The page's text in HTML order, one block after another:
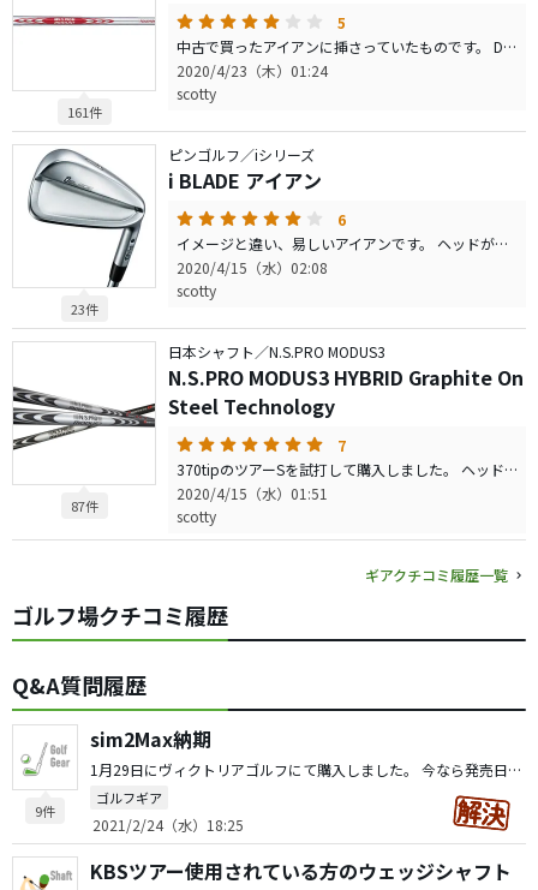
161件
5
中古で買ったアイアンに挿さっていたものです。 DG S200やモーダス120Sと比べての感想になります。 上記の2シャフトに比べると明らかなキックポイントが作られていない所為か、硬く感じる方が多いのだと思います。 実際には手元辺りに軟かさを感じます。上記の2シャフトは手元というより中元のイメージです。 あくまでも個人的な感想ですが、全体が少ししなるように感じます。 特徴がないことと、軽いことで、トップで間を感じて振る方にはタイミングは取りにくいかもしれません。 カーボンシャフトに近いような感覚もあります。 動きが小さく感じる分、方向性は出しやすいように思います。 軽く振っても飛距離が落ちにくいので実践向きなシャフトです。 ラウンドでもパーオン率が上がったので暫く使ってみようと思います。 コロナの影響で次はがいつになるか分かりませんが…涙
2020/4/23（木）01:24
scotty
23件
ピンゴルフ／iシリーズ
i BLADE アイアン
6
イメージと違い、易しいアイアンです。 ヘッドが小さいとも言われますが、タイトリストAP2から比べると1回り以上大きいです。下手すると2回り大きいかもしれません。 大きさの通り、曲がり難く、オフセンターヒットでの飛距離も落ちにくいです。 練習場にもよりますが、薄いマットだと跳ねる感じがあります。 練習場では余り良い印象がなかったのですが、コースではミスがミスにならず球も上がり易くとても良い印象に変わりました。 打ち応えや、構えた顔はap2の方が好みなのですが、コースでの使い勝手はこちらの方が良いみたいです。 勿論、使用者のレベルによると思いますが、是非一度試してもらいたいアイアンです。
2020/4/15（水）02:08
scotty
87件
日本シャフト／N.S.PRO MODUS3
N.S.PRO MODUS3 HYBRID Graphite On
Steel Technology
7
370tipのツアーSを試打して購入しました。 ヘッドはGAPR HIの#4（22）#5（25）です。 硬いと噂のシャフトですが、打てるというより打ちやすく驚きました。 最近スイングを変えたことも影響しているのかもしれませんが、ワッグルでは硬く感じるのに振ると素直というか、しなやかというかとても振りやすいです。 友人にも打ってもらいましたが、人によって好き嫌いがハッキリするかもしれません。 手首を使うタイプ、トップがオーバー気味の方は打ちにくいようです。 今まで、UTではDGAMT、MODUS105、tour AD HY、ns950、ns930、KBSハイブリッド（US）、と色々使ってきましたが、謳い文句通りスチールとカーボンの良いとこ取りでしっかり感としなやかさが共存しています。 ハンドアクションを抑えて振れる方には最高のシャフトだと思います。 フェード、ドローについては癖がないためどちらでも問題なく使えるかと思います。わたしはフッカーですが、ヒッカケが出なくなりました。 そして何よりカッコイイですね！
2020/4/15（水）01:51
scotty
ギアクチコミ履歴一覧
ゴルフ場クチコミ履歴
Q&A質問履歴
9件
sim2Max納期
1月29日にヴィクトリアゴルフにて購入しました。 今なら発売日に間に合います！とのことで予約購入しましたが、未だに納期が未定らしくいつ手元に届くのか分かりません。 前々日に確認した時には予定通りと発送出来ると言われたのですが、翌日に担当者から連絡があり、上記の遅れる旨を伝えられました。 周りでは発売日に手に入れた方も多く…。 発注漏れなのかと訝しんでいます。 皆様はいかがなのかと気になり質問させていただきました。
ゴルフギア
2021/2/24（水）18:25
KBSツアー使用されている方のウェッジシャフト